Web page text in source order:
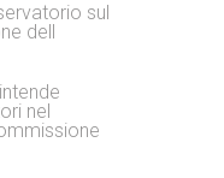
sul
dell
nel